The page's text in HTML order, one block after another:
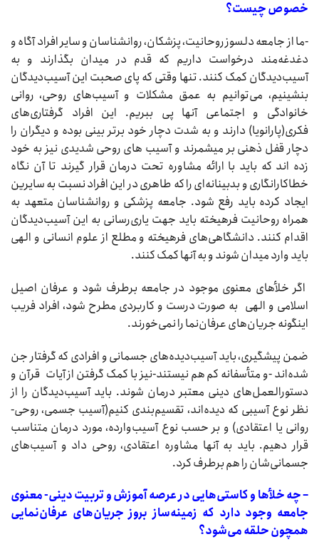
خصوص چیست؟
-ما از جامعه دلسوز روحانیت، پزشکان، روانشناسان و سایر افراد آگاه و
دغدغه‌مند درخواست داریم که قدم در میدان بگذارند و به
آسیب‌دیدگان کمک کنند. تنها وقتی که پای صحبت این آسیب‌دیدگان
بنشینیم، می‌توانیم به عمق مشکلات و آسیب‌های روحی، روانی
خانوادگی و اجتماعی آنها پی ببریم. این افراد گرفتاری‌های
فکری(پارانویا) دارند و به شدت دچار خود برتر بینی بوده و دیگران را
دچار قفل ذهنی بر میشمرند و آسیب های روحی شدیدی نیز به خود
زده اند که باید با ارائه مشاوره تحت درمان قرار گیرند تا آن نگاه
خطاکارانگاری و بدبینانه‌ای را که طاهری در این افراد نسبت به سایرین
ایجاد کرده باید رفع شود. جامعه پزشکی و روانشناسان متعهد به
همراه روحانیت فرهیخته باید جهت یاری‌رسانی به این آسیب‌دیدگان
اقدام کنند. دانشگاهی‌های فرهیخته و مطلع از علوم انسانی و الهی
باید وارد میدان شوند و به آنها کمک کنند.
اگر خلأهای معنوی موجود در جامعه برطرف شود و عرفان اصیل
اسلامی و الهی به صورت درست و کاربردی مطرح شود، افراد فریب
اینگونه جریان‌های عرفان‌نما را نمی‌خورند.
ضمن پیشگیری، باید آسیب‌دیده‌های جسمانی و افرادی که گرفتار جن
شده‌اند -و متأسفانه کم هم نیستند-نیز‌ با کمک‌ گرفتن از آیات قرآن و
دستورالعمل‌های دینی معتبر درمان شوند. باید آسیب‌دیدگان را از
نظر نوع آسیبی که دیده‌اند، تقسیم‌بندی کنیم(آسیب جسمی‌، روحی-
روانی‌ یا ‌اعتقادی)‌ و بر حسب نوع آسیب‌وارده، مورد درمان متناسب
قرار دهیم. باید به آنها مشاوره اعتقادی، روحی داد و آسیب‌های
جسمانی‌شان را هم برطرف کرد.
– چه خلأها و کاستی‌هایی در عرصه آموزش و تربیت دینی- معنوی
جامعه وجود دارد که زمینه‌ساز بروز جریان‌های عرفان‌نمایی
همچون حلقه می‌شود؟